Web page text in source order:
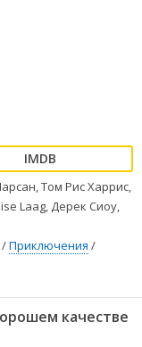
Том Рис Харрис,
Laag, Дерек Сиоу,
/Приключения /
качестве